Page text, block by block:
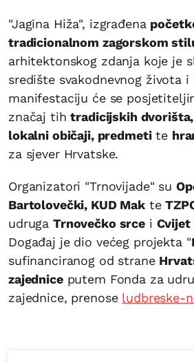
"Jagina Hiža", izgrađena
tradicionalnom zagorskom
arhitektonskog zdanja koje je
središte svakodnevnog života
manifestaciju će se
značaj tihtradicijskih
lokalni običaji, predmetite
za sjever Hrvatske.
Organizatori "Trnovijade" su
Bartolovečki, KUD Makte
udruga Trnovečko srcei Cvijet
Događaj je dio većeg projekta "
sufinanciranog od strane
zajedniceputem Fonda za
zajednice, prenose ludbreske-